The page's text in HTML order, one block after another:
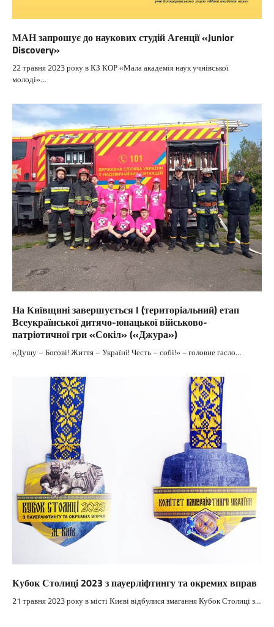
МАН запрошує до наукових студій Агенції «Junior
Discovery»
22 травня 2023 року в КЗ КОР «Мала академія наук учнівської
молоді»…
На Київщині завершується I (територіальний) етап
Всеукраїнської дитячо-юнацької військово-
патріотичної гри «Сокіл» («Джура»)
«Душу – Богові! Життя – Україні! Честь – собі!» − головне гасло…
Кубок Столиці 2023 з пауерліфтингу та окремих вправ
21 травня 2023 року в місті Києві відбулися змагання Кубок Столиці з…